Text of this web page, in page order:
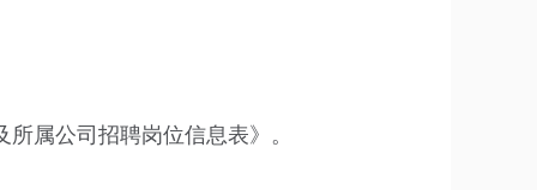
属公司招聘岗位信息表》。